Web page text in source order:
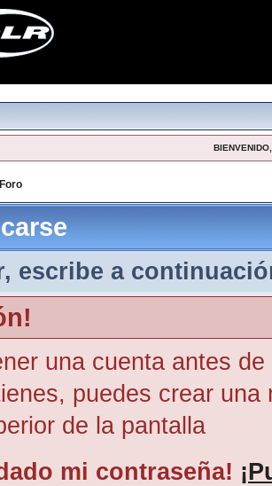
escribe a
una cuenta antes
puedes crear
de la pantalla
mi contraseña!